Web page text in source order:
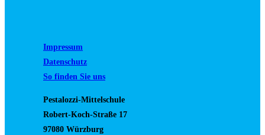
Impressum
Datenschutz
So finden Sie uns
Pestalozzi-Mittelschule
Robert-Koch-Straße 17
97080 Würzburg